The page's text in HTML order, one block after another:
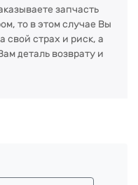
запчасть
то в этом случае Вы
свой страх и риск, а
деталь возврату и